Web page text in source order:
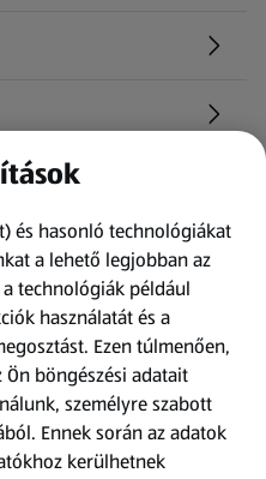
és hasonló technológiákat
a lehető legjobban az
a technológiák például
használatát és a
Ezen túlmenően,
Ön böngészési adatait
személyre szabott
Ennek során az adatok
kerülhetnek